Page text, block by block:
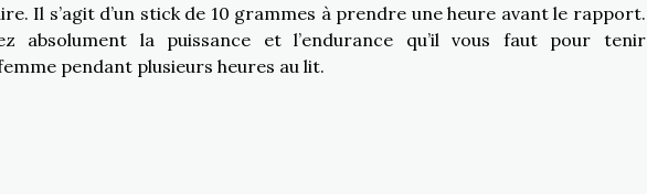
Il s’agit d’un stick de 10 grammes à prendre une heure avant le rapport.
absolument la puissance et l’endurance qu’il vous faut pour tenir
pendant plusieurs heures au lit.